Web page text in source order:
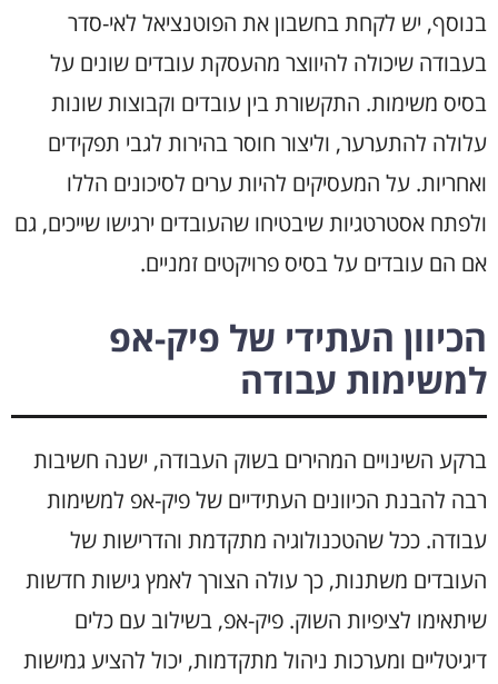
בנוסף, יש לקחת בחשבון את הפוטנציאל לאי-סדר
בעבודה שיכולה להיווצר מהעסקת עובדים שונים על
בסיס משימות. התקשורת בין עובדים וקבוצות שונות
עלולה להתערער, וליצור חוסר בהירות לגבי תפקידים
ואחריות. על המעסיקים להיות ערים לסיכונים הללו
ולפתח אסטרטגיות שיבטיחו שהעובדים ירגישו שייכים, גם
אם הם עובדים על בסיס פרויקטים זמניים.
הכיוון העתידי של פיק-אפ
למשימות עבודה
ברקע השינויים המהירים בשוק העבודה, ישנה חשיבות
רבה להבנת הכיוונים העתידיים של פיק-אפ למשימות
עבודה. ככל שהטכנולוגיה מתקדמת והדרישות של
העובדים משתנות, כך עולה הצורך לאמץ גישות חדשות
שיתאימו לציפיות השוק. פיק-אפ, בשילוב עם כלים
דיגיטליים ומערכות ניהול מתקדמות, יכול להציע גמישות